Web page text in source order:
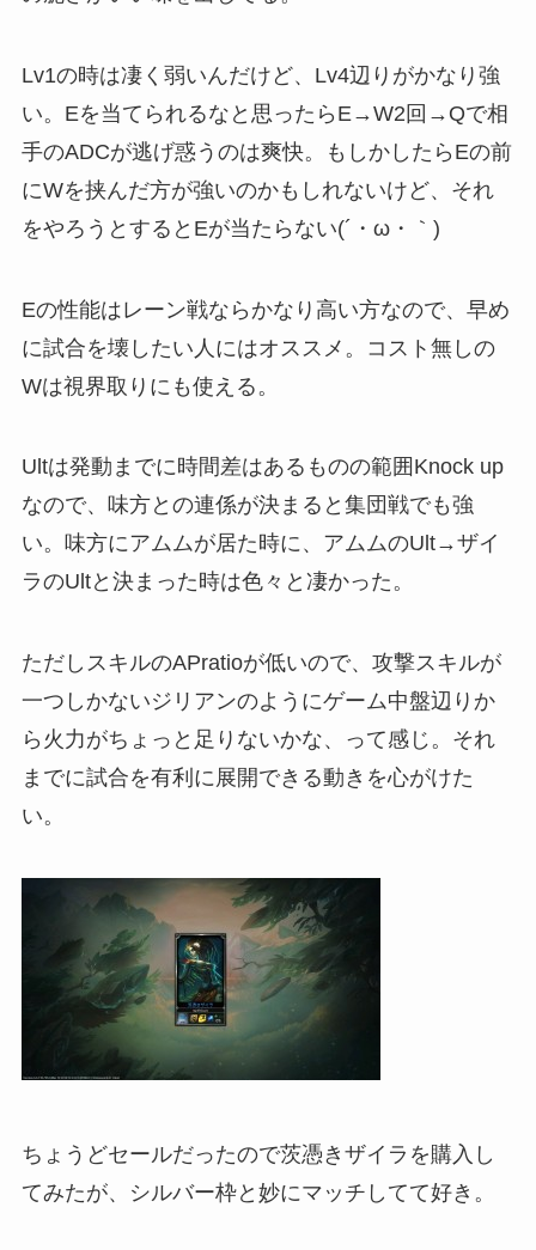
Lv1の時は凄く弱いんだけど、Lv4辺りがかなり強
い。Eを当てられるなと思ったらE→W2回→Qで相
手のADCが逃げ惑うのは爽快。もしかしたらEの前
にWを挟んだ方が強いのかもしれないけど、それ
をやろうとするとEが当たらない(´・ω・｀)
Eの性能はレーン戦ならかなり高い方なので、早め
に試合を壊したい人にはオススメ。コスト無しの
Wは視界取りにも使える。
Ultは発動までに時間差はあるものの範囲Knock up
なので、味方との連係が決まると集団戦でも強
い。味方にアムムが居た時に、アムムのUlt→ザイ
ラのUltと決まった時は色々と凄かった。
ただしスキルのAPratioが低いので、攻撃スキルが
一つしかないジリアンのようにゲーム中盤辺りか
ら火力がちょっと足りないかな、って感じ。それ
までに試合を有利に展開できる動きを心がけた
い。
ちょうどセールだったので茨憑きザイラを購入し
てみたが、シルバー枠と妙にマッチしてて好き。